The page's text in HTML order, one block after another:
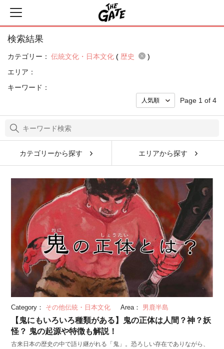
検索結果
カテゴリー： 伝統文化・日本文化 ( 歴史
)
エリア：
キーワード：
Page 1 of 4
カテゴリーから探す エリアから探す
Category： その他伝統・日本文化 Area： 男鹿半島
【鬼にもいろいろ種類がある】鬼の正体は人間？神？妖
怪？ 鬼の起源や特徴も解説！
古来日本の歴史の中で語り継がれる「鬼」。恐ろしい存在でありながら、